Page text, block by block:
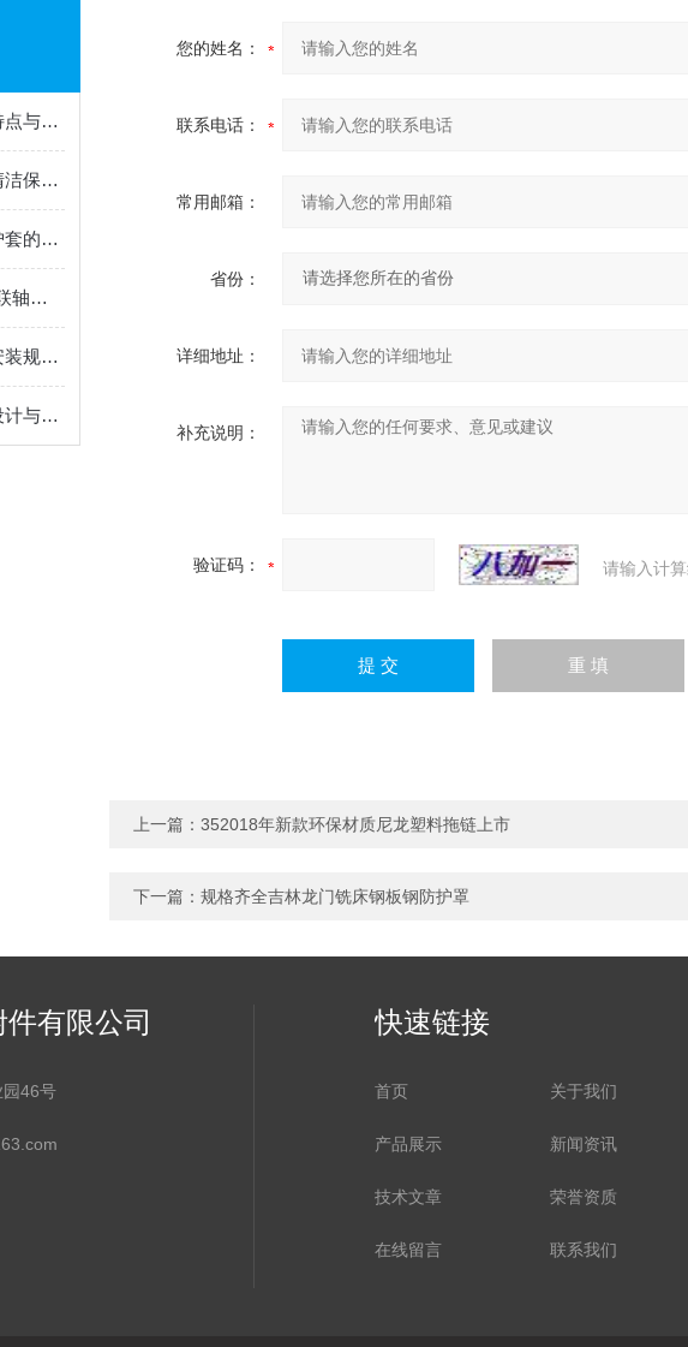
防火液压支柱保护套性能特点与阻燃防护应用
防尘液压立柱保护套日常清洁保养与更换规范
如何延长防尘液压立柱保护套的使用寿命？
2026年大扭矩/耐高温精密联轴器定制找哪家？能实现精准定制的优质厂家盘点
煤矿用液压立柱保护套的安装规范与使用寿命提升方案
液压支架立柱防尘罩结构设计与密封防护原理
您的姓名：
联系电话：
常用邮箱：
省份：
详细地址：
补充说明：
验证码： 请输入计
上一篇： 352018年新款环保材质尼龙塑料拖链上市
下一篇： 规格齐全吉林龙门铣床钢板钢防护罩
有限公司
园46号
快速链接
首页 关于我们
产品展示 新闻资讯
技术文章 荣誉资质
在线留言 联系我们